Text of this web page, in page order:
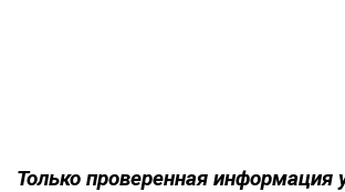
Только проверенная информация